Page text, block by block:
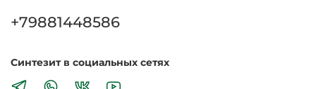
+79881448586
Синтезит в социальных сетях